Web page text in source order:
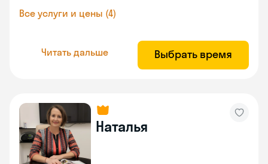
Все услуги и цены (4)
Читать дальше Выбрать время
Наталья